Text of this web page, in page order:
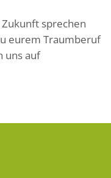
sprechen
eurem Traumberuf
uns auf